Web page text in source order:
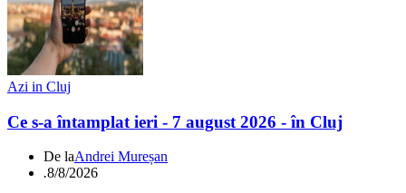
Azi in Cluj
Ce s-a întamplat ieri - 7 august 2026 - în Cluj
De laAndrei Mureșan
.8/8/2026